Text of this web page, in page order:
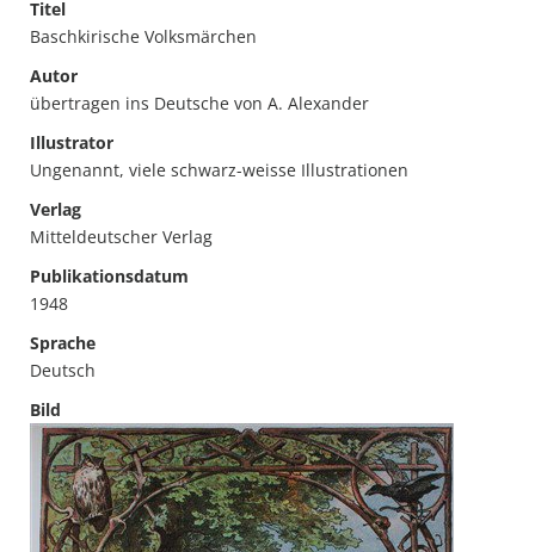
Titel
Baschkirische Volksmärchen
Autor
übertragen ins Deutsche von A. Alexander
Illustrator
Ungenannt, viele schwarz-weisse Illustrationen
Verlag
Mitteldeutscher Verlag
Publikationsdatum
1948
Sprache
Deutsch
Bild